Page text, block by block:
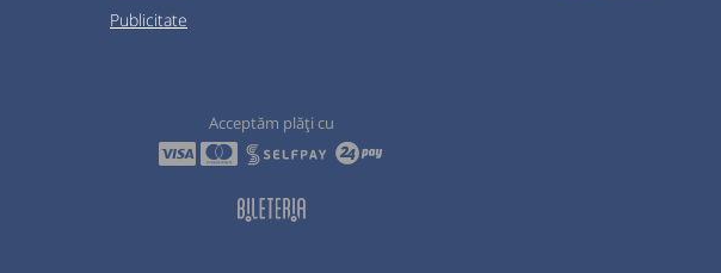
Publicitate
Acceptăm plăți cu